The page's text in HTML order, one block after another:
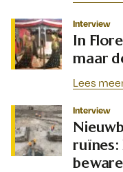
Interview
In
maar
Lees
Interview
ruïnes: